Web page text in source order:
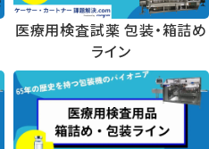
医療用検査試薬 包装・箱詰め
ライン